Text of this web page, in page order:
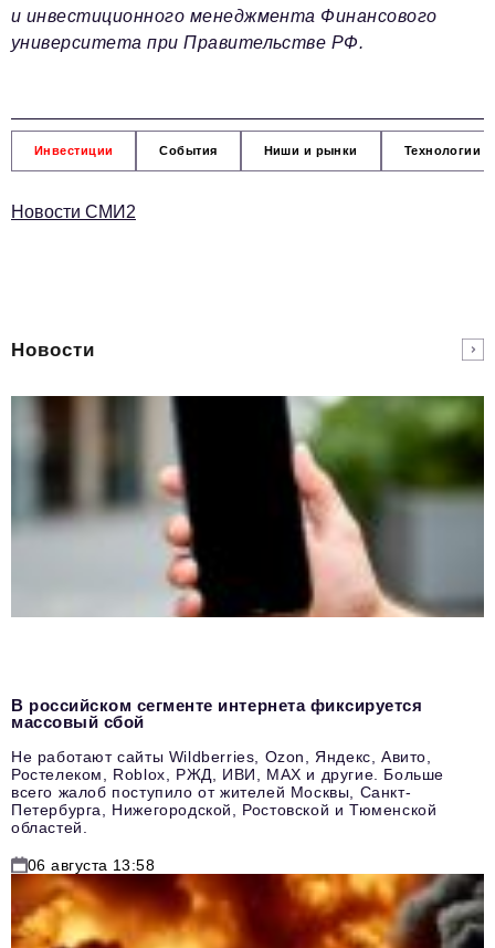
и инвестиционного менеджмента Финансового
университета при Правительстве РФ.
Инвестиции События Ниши и рынки Технологии
Новости СМИ2
Новости
В российском сегменте интернета фиксируется
массовый сбой
Не работают сайты Wildberries, Ozon, Яндекс, Авито,
Ростелеком, Roblox, РЖД, ИВИ, MAX и другие. Больше
всего жалоб поступило от жителей Москвы, Санкт-
Петербурга, Нижегородской, Ростовской и Тюменской
областей.
06 августа 13:58